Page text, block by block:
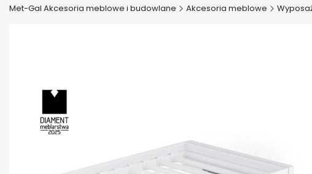
Met-Gal Akcesoria meblowe i budowlane Akcesoria meblowe